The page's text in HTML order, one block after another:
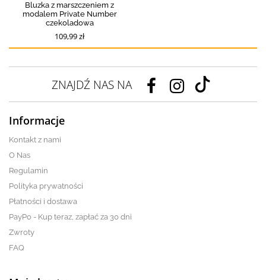
Bluzka z marszczeniem z
modalem Private Number
czekoladowa
109,99 zł
ZNAJDŹ NAS NA
Informacje
Kontakt z nami
O Nas
Regulamin
Polityka prywatności
Płatności i dostawa
PayPo - Kup teraz, zapłać za 30 dni
Zwroty
FAQ